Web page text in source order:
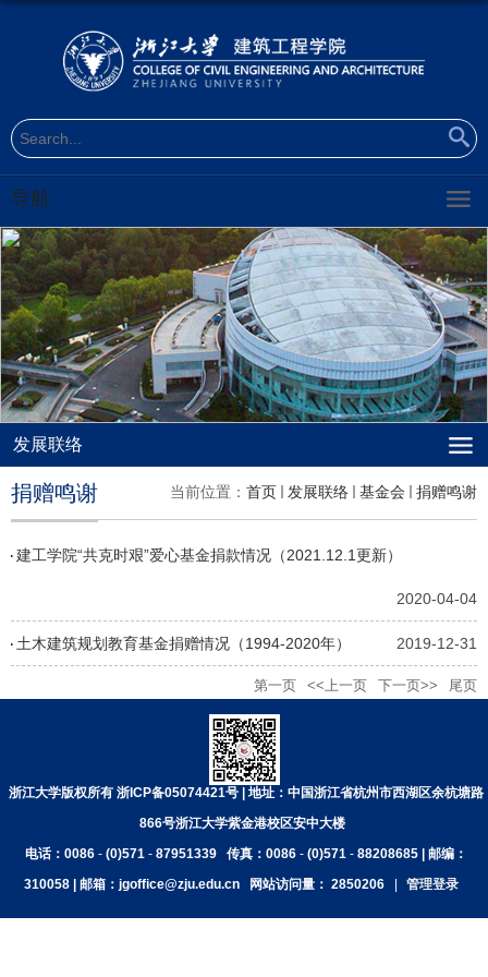
导航
发展联络
当前位置： 首页 发展联络 基金会 捐赠鸣谢
捐赠鸣谢
建工学院“共克时艰”爱心基金捐款情况（2021.12.1更新）
2020-04-04
土木建筑规划教育基金捐赠情况（1994-2020年） 2019-12-31
第一页 <<上一页 下一页>> 尾页
浙江大学版权所有 浙ICP备05074421号 | 地址：中国浙江省杭州市西湖区余杭塘路
866号浙江大学紫金港校区安中大楼
电话：0086 - (0)571 - 87951339 传真：0086 - (0)571 - 88208685 | 邮编：
310058 | 邮箱：jgoffice@zju.edu.cn
网站访问量： 2850206 管理登录